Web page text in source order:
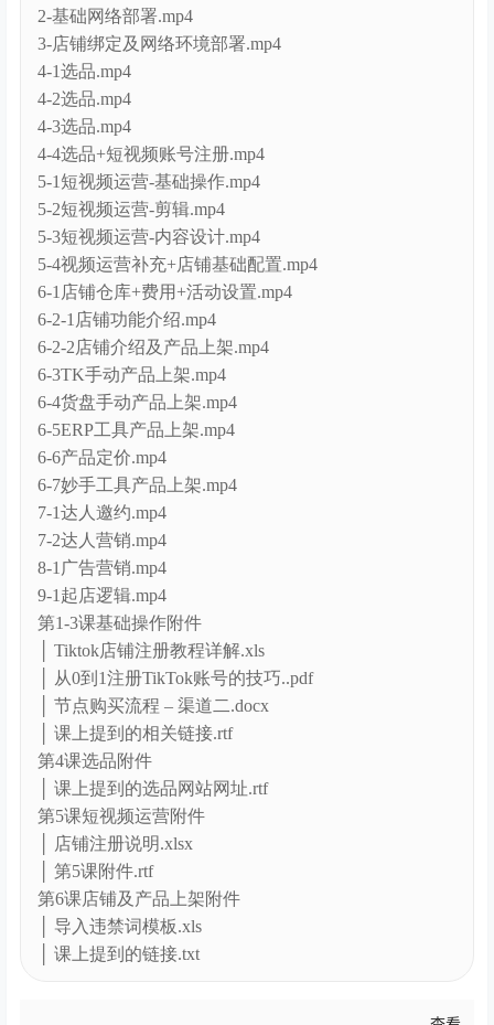
2-基础网络部署.mp4
3-店铺绑定及网络环境部署.mp4
4-1选品.mp4
4-2选品.mp4
4-3选品.mp4
4-4选品+短视频账号注册.mp4
5-1短视频运营-基础操作.mp4
5-2短视频运营-剪辑.mp4
5-3短视频运营-内容设计.mp4
5-4视频运营补充+店铺基础配置.mp4
6-1店铺仓库+费用+活动设置.mp4
6-2-1店铺功能介绍.mp4
6-2-2店铺介绍及产品上架.mp4
6-3TK手动产品上架.mp4
6-4货盘手动产品上架.mp4
6-5ERP工具产品上架.mp4
6-6产品定价.mp4
6-7妙手工具产品上架.mp4
7-1达人邀约.mp4
7-2达人营销.mp4
8-1广告营销.mp4
9-1起店逻辑.mp4
第1-3课基础操作附件
│ Tiktok店铺注册教程详解.xls
│ 从0到1注册TikTok账号的技巧..pdf
│ 节点购买流程 – 渠道二.docx
│ 课上提到的相关链接.rtf
第4课选品附件
│ 课上提到的选品网站网址.rtf
第5课短视频运营附件
│ 店铺注册说明.xlsx
│ 第5课附件.rtf
第6课店铺及产品上架附件
│ 导入违禁词模板.xls
│ 课上提到的链接.txt